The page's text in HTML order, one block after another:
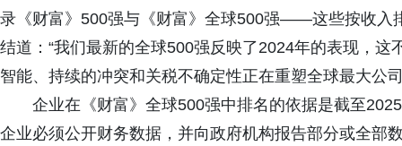
录《财富》500强与《财富》全球500强——这些按收
结道：“我们最新的全球500强反映了2024年的表现，
智能、持续的冲突和关税不确定性正在重塑全球最大公
企业在《财富》全球500强中排名的依据是截至
企业必须公开财务数据，并向政府机构报告部分或全部